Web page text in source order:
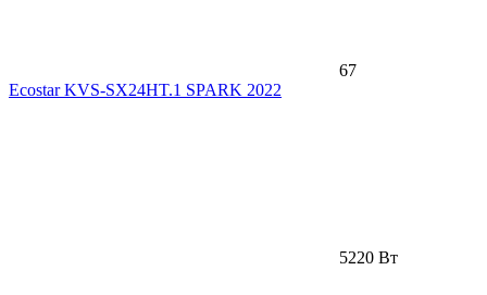
67
Ecostar KVS-SX24HT.1 SPARK 2022
5220 Вт